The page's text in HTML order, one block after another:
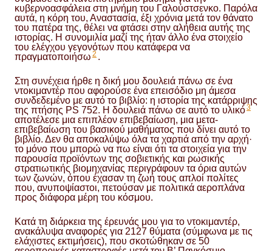
κυβερνοασφάλεια στη μνήμη του Γαλούστσενκο. Παρόλα
αυτά, η κόρη του, Αναστασία, έξι χρόνια μετά τον θάνατο
του πατέρα της, θέλει να φτάσει στην αλήθεια αυτής της
ιστορίας. Η συνομιλία μαζί της ήταν άλλο ένα στοιχείο
του ελέγχου γεγονότων που κατάφερα να
πραγματοποιήσω 2 .
Στη συνέχεια ήρθε η δική μου δουλειά πάνω σε ένα
ντοκιμαντέρ που αφορούσε ένα επεισόδιο μη άμεσα
συνδεδεμένο με αυτό το βιβλίο: η ιστορία της κατάρριψης
της πτήσης PS 752. Η δουλειά πάνω σε αυτό το υλικό3
αποτέλεσε μια επιπλέον επιβεβαίωση, μια μετα-
επιβεβαίωση του βασικού μαθήματος που δίνει αυτό το
βιβλίο. Δεν θα αποκαλύψω όλα τα χαρτιά από την αρχή·
το μόνο που μπορώ να πω είναι ότι τα στοιχεία για την
παρουσία προϊόντων της σοβιετικής και ρωσικής
στρατιωτικής βιομηχανίας περιγράφουν τα όρια αυτών
των ζωνών, όπου έχασαν τη ζωή τους απλοί πολίτες
που, ανυποψίαστοι, πετούσαν με πολιτικά αεροπλάνα
προς διάφορα μέρη του κόσμου.
Κατά τη διάρκεια της έρευνάς μου για το ντοκιμαντέρ,
ανακάλυψα αναφορές για 2127 θύματα (σύμφωνα με τις
ελάχιστες εκτιμήσεις), που σκοτώθηκαν σε 50